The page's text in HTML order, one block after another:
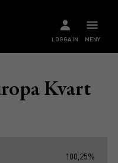
MENY
LOGGA IN
Kvart
100,25%